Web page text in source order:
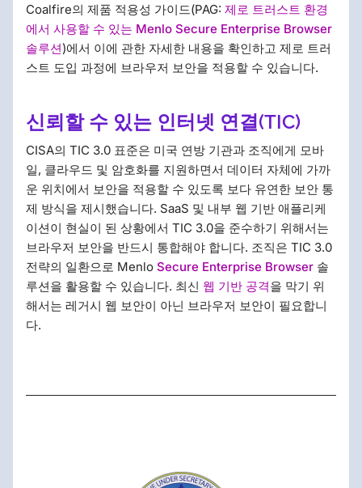
Coalfire의 제품 적용성 가이드(PAG: 제로 트러스트 환경
에서 사용할 수 있는 Menlo Secure Enterprise Browser
솔루션)에서 이에 관한 자세한 내용을 확인하고 제로 트러
스트 도입 과정에 브라우저 보안을 적용할 수 있습니다.
신뢰할 수 있는 인터넷 연결(TIC)
CISA의 TIC 3.0 표준은 미국 연방 기관과 조직에게 모바
일, 클라우드 및 암호화를 지원하면서 데이터 자체에 가까
운 위치에서 보안을 적용할 수 있도록 보다 유연한 보안 통
제 방식을 제시했습니다. SaaS 및 내부 웹 기반 애플리케
이션이 현실이 된 상황에서 TIC 3.0을 준수하기 위해서는
브라우저 보안을 반드시 통합해야 합니다. 조직은 TIC 3.0
전략의 일환으로 Menlo Secure Enterprise Browser 솔
루션을 활용할 수 있습니다. 최신 웹 기반 공격을 막기 위
해서는 레거시 웹 보안이 아닌 브라우저 보안이 필요합니
다.